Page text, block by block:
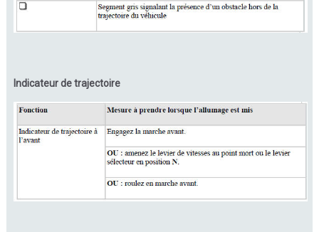
Indicateur de trajectoire